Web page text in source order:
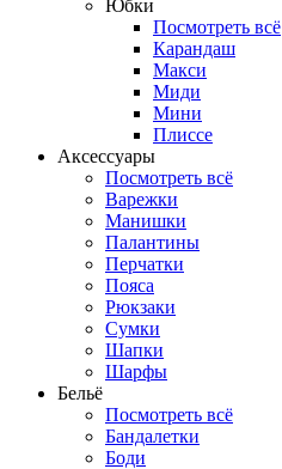
Юбки
Посмотреть всё
Карандаш
Макси
Миди
Мини
Плиссе
Аксессуары
Посмотреть всё
Варежки
Манишки
Палантины
Перчатки
Пояса
Рюкзаки
Сумки
Шапки
Шарфы
Бельё
Посмотреть всё
Бандалетки
Боди